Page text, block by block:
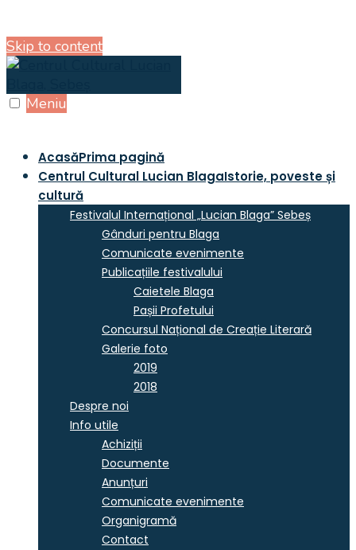
Skip to content
Meniu
AcasăPrima pagină
Centrul Cultural Lucian BlagaIstorie, poveste și
cultură
Festivalul Internațional „Lucian Blaga” Sebeș
Gânduri pentru Blaga
Comunicate evenimente
Publicațiile festivalului
Caietele Blaga
Pașii Profetului
Concursul Național de Creație Literară
Galerie foto
2019
2018
Despre noi
Info utile
Achiziții
Documente
Anunțuri
Comunicate evenimente
Organigramă
Contact